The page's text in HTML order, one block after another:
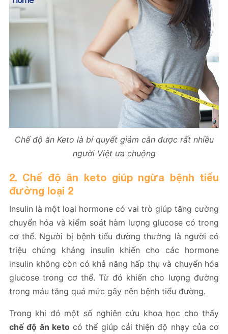
Chế độ ăn Keto là bí quyết giảm cân được rất nhiều
người Việt ưa chuộng
2. Chế độ ăn keto giúp ngừa bệnh tiểu
đường loại 2
Insulin là một loại hormone có vai trò giúp tăng cường
chuyển hóa và kiểm soát hàm lượng glucose có trong
cơ thể. Người bị bệnh tiểu đường thường là người có
triệu chứng kháng insulin khiến cho các hormone
insulin không còn có khả năng hấp thụ và chuyển hóa
glucose trong cơ thể. Từ đó khiến cho lượng đường
trong máu tăng quá mức gây nên bệnh tiểu đường.
Trong khi đó một số nghiên cứu khoa học cho thấy
chế độ ăn ketocó thể giúp cải thiện độ nhạy của cơ